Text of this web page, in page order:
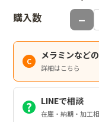
購入数
メラミンなど
詳細はこちら
LINEで相談
在庫・納期・加工